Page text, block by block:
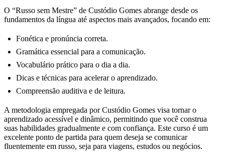
O “Russo sem Mestre” de Custódio Gomes abrange desde os
fundamentos da língua até aspectos mais avançados, focando em:
Fonética e pronúncia correta.
Gramática essencial para a comunicação.
Vocabulário prático para o dia a dia.
Dicas e técnicas para acelerar o aprendizado.
Compreensão auditiva e de leitura.
A metodologia empregada por Custódio Gomes visa tornar o
aprendizado acessível e dinâmico, permitindo que você construa
suas habilidades gradualmente e com confiança. Este curso é um
excelente ponto de partida para quem deseja se comunicar
fluentemente em russo, seja para viagens, estudos ou negócios.